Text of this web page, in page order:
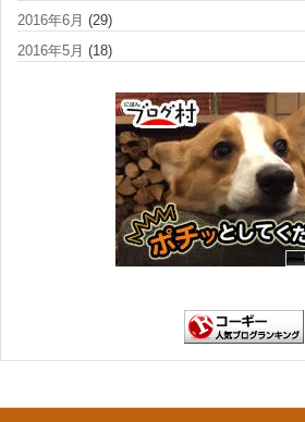
2016年6月 (29)
2016年5月 (18)